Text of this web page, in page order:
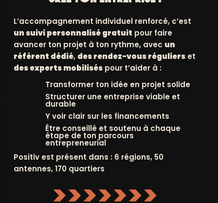
avenir plus
financements solidaires et d’attirer des
amplifier notreimpact!
L’accompagnement individuel renforcé, c’est
un suivi personnalisé gratuit pour faire
avancer ton projet à ton rythme, avec un
référent dédié, des rendez-vous réguliers et
des experts mobilisés pour t’aider à :
Transformer ton idée en projet solide
Structurer une entreprise viable et
durable
Y voir clair sur les financements
Être conseillé et soutenu à chaque
étape de ton parcours
entrepreneurial
Positiv est présent dans : 6 régions, 50
antennes, 170 quartiers